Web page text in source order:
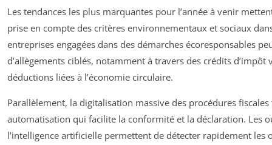
Les tendances les plus marquantes pour l’année à venir
prise en compte des critères environnementaux et sociaux
entreprises engagées dans des démarches écoresponsables
d’allègements ciblés, notamment à travers des crédits d’impôt
déductions liées à l’économie circulaire.
Parallèlement, la digitalisation massive des procédures
automatisation qui facilite la conformité et la déclaration. Les
l’intelligence artificielle permettent de détecter rapidement les